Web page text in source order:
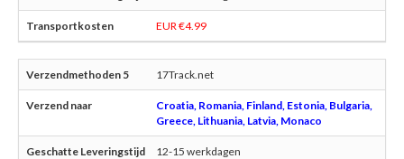
EUR €4.99
17Track.net
Croatia, Romania, Finland, Estonia, Bulgaria,
Greece, Lithuania, Latvia, Monaco
12-15 werkdagen